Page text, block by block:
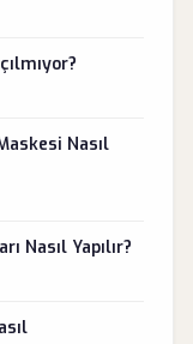
Nasıl
Nasıl Yapılır?